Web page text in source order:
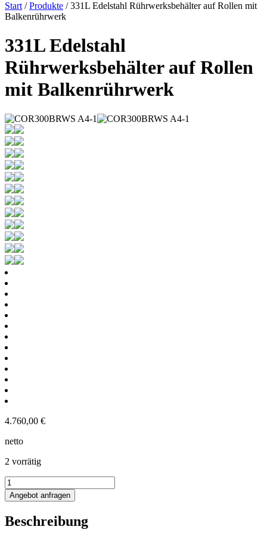
Start /Produkte / 331L Edelstahl Rührwerksbehälter auf Rollen mit
Balkenrührwerk
331L Edelstahl
Rührwerksbehälter auf Rollen
mit Balkenrührwerk
4.760,00 €
netto
2 vorrätig
331L
Edelstahl
Rührwerksbehälter
Rollen
Angebot anfragen
Beschreibung